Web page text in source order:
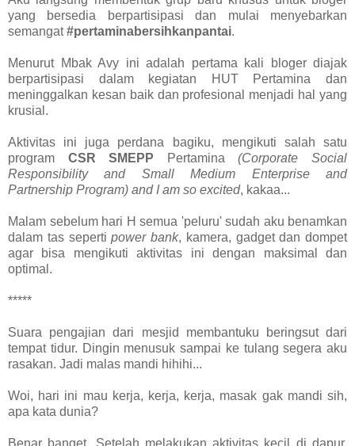
yang bersedia berpartisipasi dan mulai menyebarkan
semangat#pertaminabersihkanpantai.
Menurut Mbak Avy ini adalah pertama kali bloger diajak
berpartisipasi dalam kegiatan HUT Pertamina dan
meninggalkan kesan baik dan profesional menjadi hal yang
krusial.
Aktivitas ini juga perdana bagiku, mengikuti salah satu
program CSR SMEPP Pertamina(Corporate Social
Responsibility and Small Medium Enterprise and
Partnership Program) and I am so excited, kakaa...
Malam sebelum hari H semua 'peluru' sudah aku benamkan
dalam tas sepertipower bank, kamera, gadget dan dompet
agar bisa mengikuti aktivitas ini dengan maksimal dan
optimal.
*****
Suara pengajian dari mesjid membantuku beringsut dari
tempat tidur. Dingin menusuk sampai ke tulang segera aku
rasakan. Jadi malas mandi hihihi...
Woi, hari ini mau kerja, kerja, kerja, masak gak mandi sih,
apa kata dunia?
Benar banget. Setelah melakukan aktivitas kecil di dapur,